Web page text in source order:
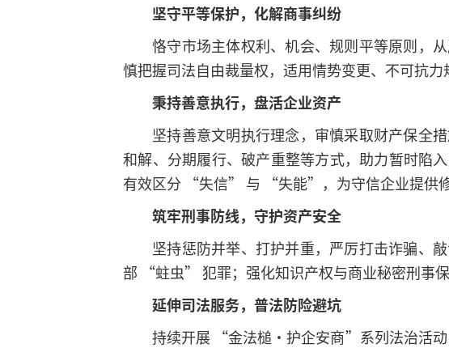
坚守平等保护，化解商事纠纷
恪守市场主体权利、机会、规则平等原则，
慎把握司法自由裁量权，适用情势变更、不可抗
秉持善意执行，盘活企业资产
坚持善意文明执行理念，审慎采取财产保全
和解、分期履行、破产重整等方式，助力暂时陷
有效区分 “失信” 与 “失能”，为守信企业提供修
筑牢刑事防线，守护资产安全
坚持惩防并举、打护并重，严厉打击诈骗、
部 “蛀虫” 犯罪；强化知识产权与商业秘密刑事
延伸司法服务，普法防险避坑
持续开展 “金法槌・护企安商”系列法治活